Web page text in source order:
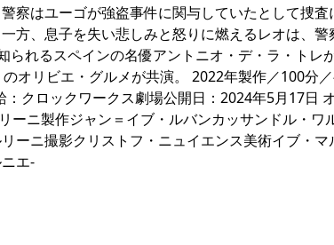
察はユーゴが強盗事件に関与していたとして捜査
方、息子を失い悲しみと怒りに燃えるレオは、警
れるスペインの名優アントニオ・デ・ラ・トレ
オリビエ・グルメが共演。 2022年製作／100分
クロックワークス劇場公開日：2024年5月17日
ーニ製作ジャン＝イブ・ルバンカッサンドル・ワ
ーニ撮影クリストフ・ニュイエンス美術イブ・マ
エ-